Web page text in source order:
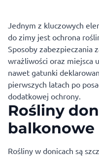
Jednym z kluczowych
do zimy jest ochrona
Sposoby zabezpieczania
wrażliwości oraz miejsca
nawet gatunki
pierwszych latach po
dodatkowej ochrony.
Rośliny
balkonowe
Rośliny w donicach są